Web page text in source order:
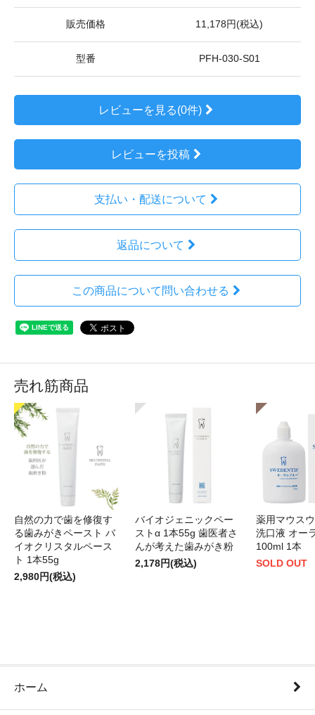
販売価格 11,178円(税込)
型番 PFH-030-S01
レビューを見る(0件)
レビューを投稿
支払い・配送について
返品について
この商品について問い合わせる
売れ筋商品
自然の力で歯を修復す
る歯みがきペースト バ
イオクリスタルペース
ト 1本55g
2,980円(税込)
バイオジェニックペー
ストα 1本55g 歯医者さ
んが考えた歯みがき粉
2,178円(税込)
薬用マウス
洗口液 オー
100ml 1本
SOLD OUT
ホーム